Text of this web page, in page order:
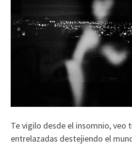
Te vigilo desde el insomnio, veo
entrelazadas destejiendo el